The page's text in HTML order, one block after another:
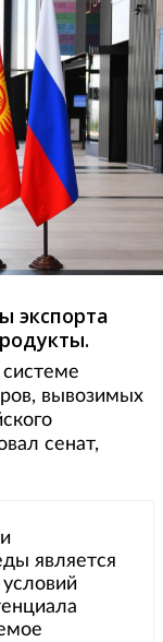
экспорта
вывозимых
сенат,
является